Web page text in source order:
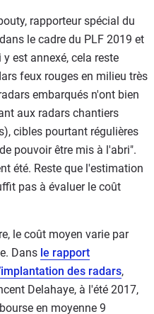
rapporteur spécial du
le cadre du PLF 2019 et
est annexé, cela reste
feux rouges en milieu très
embarqués n'ont bien
aux radars chantiers
cibles pourtant régulières
pouvoir être mis à l'abri".
été. Reste que l'estimation
pas à évaluer le coût
le coût moyen varie par
Dans le rapport
des radars,
Delahaye, à l'été 2017,
en moyenne 9